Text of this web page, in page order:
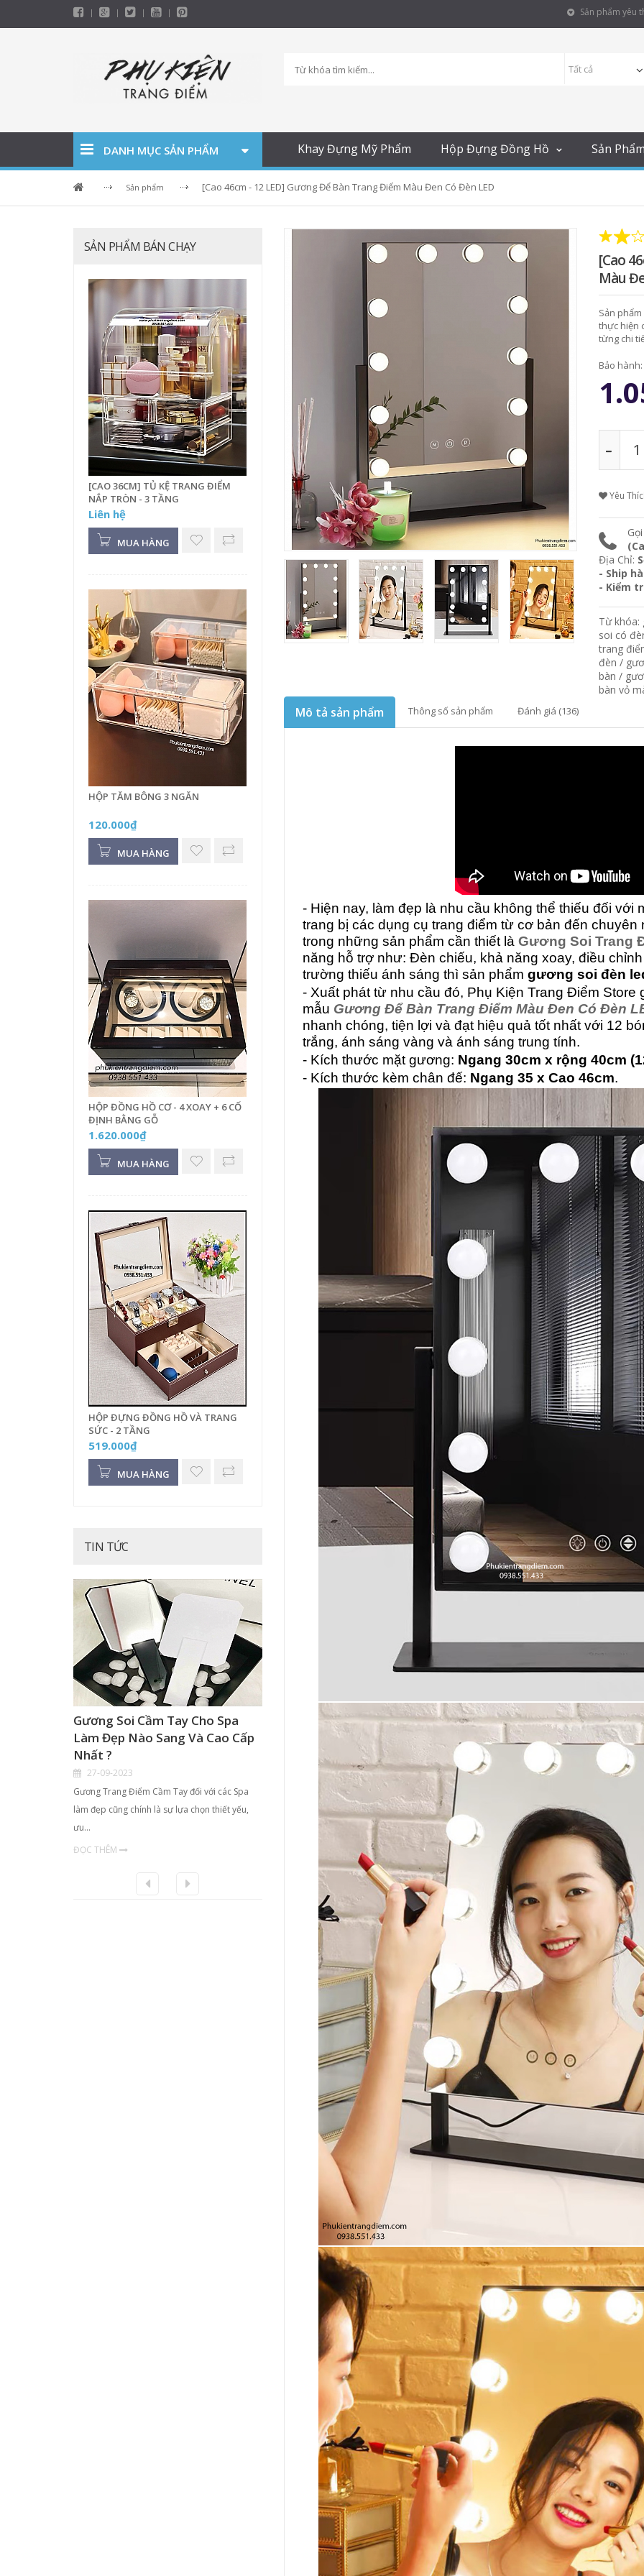
Sản phẩm yêu
DANH MỤC SẢN PHẨM Khay Đựng Mỹ Phẩm Hộp Đựng Đồng Hồ Sản Phẩm
Sản phẩm [Cao 46cm - 12 LED] Gương Để Bàn Trang Điểm Màu Đen Có Đèn LED
[Cao
Màu
Sản
thực hiện
từng chi
Bảo
Yêu
Địa Chỉ:
- Ship
- Kiểm
Từ khóa:
soi có
trang
đèn /
bàn /
bàn vỏ
Mô tả sản phẩm Thông số sản phẩm Đánh giá (136)
- Hiện nay, làm đẹp là nhu cầu không thể thiếu đối với
trang bị các dụng cụ trang điểm từ cơ bản đến
trong những sản phẩm cần thiết là Gương Soi Trang
năng hỗ trợ như: Đèn chiếu, khả năng xoay, điều
trường thiếu ánh sáng thì sản phẩm gương soi đèn
- Xuất phát từ nhu cầu đó, Phụ Kiện Trang Điểm Store
mẫu Gương Để Bàn Trang Điểm Màu Đen Có Đèn
nhanh chóng, tiện lợi và đạt hiệu quả tốt nhất với 12
trắng, ánh sáng vàng và ánh sáng trung tính.
- Kích thước mặt gương: Ngang 30cm x rộng 40cm
- Kích thước kèm chân đế: Ngang 35 x Cao 46cm.
SẢN PHẨM BÁN CHẠY
[CAO 36CM] TỦ KỆ TRANG ĐIỂM
NẮP TRÒN - 3 TẦNG
Liên hệ
MUA HÀNG
HỘP TĂM BÔNG 3 NGĂN
120.000₫
MUA HÀNG
HỘP ĐỒNG HỒ CƠ - 4 XOAY + 6 CỐ
ĐỊNH BẰNG GỖ
1.620.000₫
MUA HÀNG
HỘP ĐỰNG ĐỒNG HỒ VÀ TRANG
SỨC - 2 TẦNG
519.000₫
MUA HÀNG
TIN TỨC
Gương Soi Cầm Tay Cho Spa
Làm Đẹp Nào Sang Và Cao Cấp
Nhất ?
27-09-2023
Gương Trang Điểm Cầm Tay đối với các Spa
làm đẹp cũng chính là sự lựa chọn thiết yếu,
ưu…
ĐỌC THÊM
Hộp Khay Kệ Đựng Đồ Trang
Điểm - Mỹ Phẩm Đẹp Sang
TPHCM - Trang 2
21-09-2023
- Với nhu cầu làm đẹp ngày càng nhiều của các
chị em phụ nữ thì việc mỗi cá nhân…
Bán Hộp Đựng Đồng Hồ
Hộp Đựng Trang Sức -
bằng Da, bằng Gỗ tại
01-04-2026
bạn bằng Hộp Đựng Đồng Hồ Đeo
cấp.…
ĐỌC THÊM